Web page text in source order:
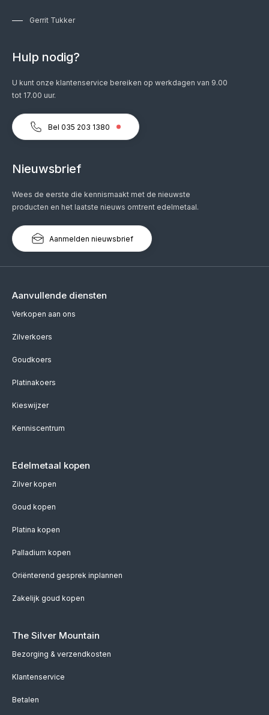
Gerrit Tukker
Hulp nodig?
U kunt onze klantenservice bereiken op werkdagen van 9.00
tot 17.00 uur.
Bel 035 203 1380
Nieuwsbrief
Wees de eerste die kennismaakt met de nieuwste
producten en het laatste nieuws omtrent edelmetaal.
Aanmelden nieuwsbrief
Aanvullende diensten
Verkopen aan ons
Zilverkoers
Goudkoers
Platinakoers
Kieswijzer
Kenniscentrum
Edelmetaal kopen
Zilver kopen
Goud kopen
Platina kopen
Palladium kopen
Oriënterend gesprek inplannen
Zakelijk goud kopen
The Silver Mountain
Bezorging & verzendkosten
Klantenservice
Betalen